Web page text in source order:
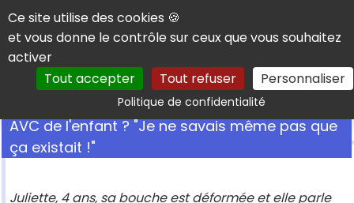
Panneau de gestion des cookies
Ce site utilise des cookies 🍪
et vous donne le contrôle sur ceux que vous souhaitez
activer
Tout accepter
Tout refuser Personnaliser
Politique de confidentialitéRechercher
AVC de l'enfant ? "Je ne savais même pas que
ça existait !"
Juliette, 4 ans, sa bouche est déformée et elle parle